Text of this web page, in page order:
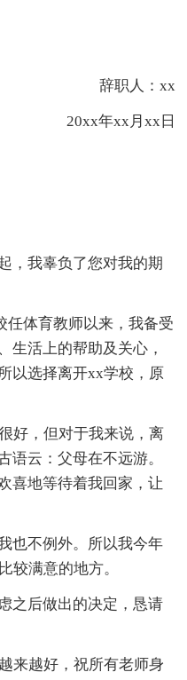
辞职人：xx
20xx年xx月xx日
，我辜负了您对我的期
任体育教师以来，我备受
生活上的帮助及关心，
以选择离开xx学校，原
好，但对于我来说，离
语云：父母在不远游。
喜地等待着我回家，让
也不例外。所以我今年
较满意的地方。
之后做出的决定，恳请
来越好，祝所有老师身